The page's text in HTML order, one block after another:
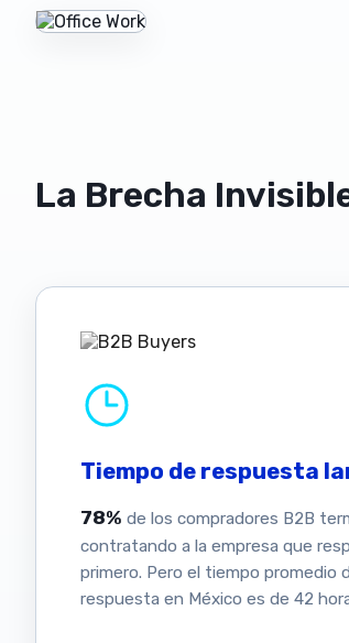
La Brecha
Tiempo de respuesta
78% de los compradores B2B
contratando a la empresa que
primero. Pero el tiempo promedio
respuesta en México es de 42